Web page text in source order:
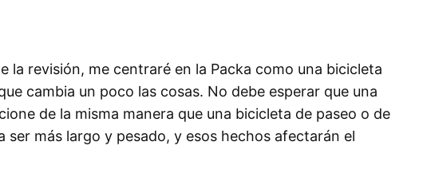
la revisión, me centraré en la Packa como una bicicleta
cambia un poco las cosas. No debe esperar que una
de la misma manera que una bicicleta de paseo o de
ser más largo y pesado, y esos hechos afectarán el